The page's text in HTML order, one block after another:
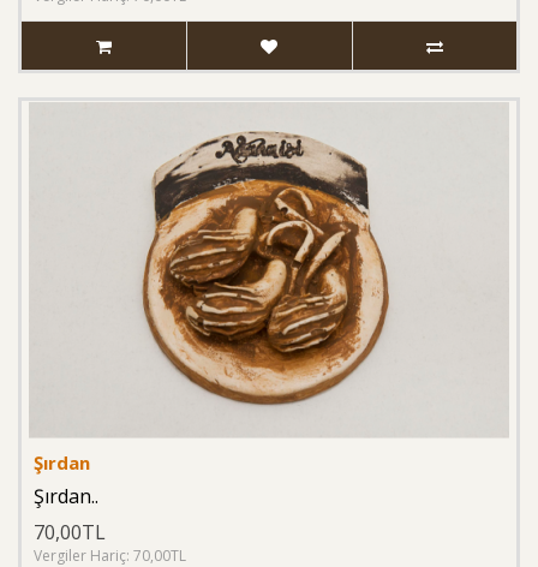
Şırdan
Şırdan..
70,00TL
Vergiler Hariç: 70,00TL